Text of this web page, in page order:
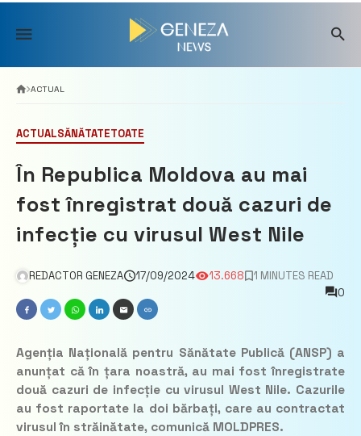
Skip
content
ACTUAL
ACTUALSĂNĂTATETOATE
În Republica Moldova au mai
fost înregistrat două cazuri de
infecție cu virusul West Nile
REDACTOR GENEZA 17/09/2024 13.668
1 MINUTES READ
0
Agenția Națională pentru Sănătate Publică (ANSP) a
anunțat că în țara noastră, au mai fost înregistrate
două cazuri de infecție cu virusul West Nile. Cazurile
au fost raportate la doi bărbați, care au contractat
virusul în străinătate, comunică MOLDPRES.